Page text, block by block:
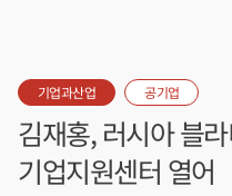
기업과산업 공기업
김재홍, 러시아 블
기업지원센터 열어